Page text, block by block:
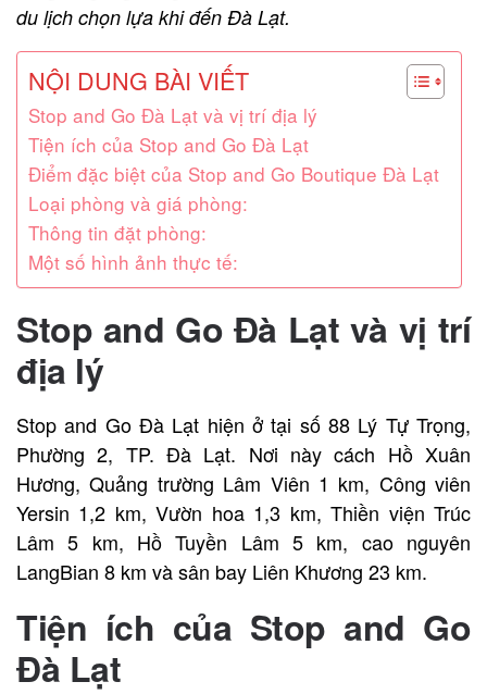
du lịch chọn lựa khi đến Đà Lạt.
NỘI DUNG BÀI VIẾT
Stop and Go Đà Lạt và vị trí địa lý
Tiện ích của Stop and Go Đà Lạt
Điểm đặc biệt của Stop and Go Boutique Đà Lạt
Loại phòng và giá phòng:
Thông tin đặt phòng:
Một số hình ảnh thực tế:
Stop and Go Đà Lạt và vị trí
địa lý
Stop and Go Đà Lạt hiện ở tại số 88 Lý Tự Trọng,
Phường 2, TP. Đà Lạt. Nơi này cách Hồ Xuân
Hương, Quảng trường Lâm Viên 1 km, Công viên
Yersin 1,2 km, Vườn hoa 1,3 km, Thiền viện Trúc
Lâm 5 km, Hồ Tuyền Lâm 5 km, cao nguyên
LangBian 8 km và sân bay Liên Khương 23 km.
Tiện ích của Stop and Go
Đà Lạt